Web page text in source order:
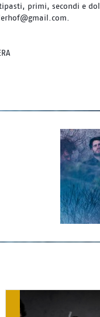
primi, secondi e